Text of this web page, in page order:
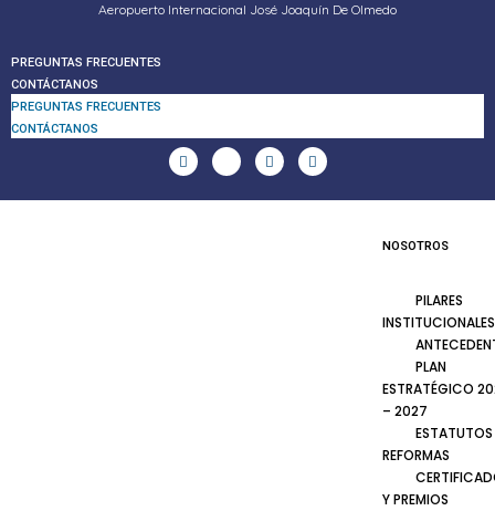
Aeropuerto Internacional José Joaquín De Olmedo
PREGUNTAS FRECUENTES
CONTÁCTANOS
PREGUNTAS FRECUENTES
CONTÁCTANOS
NOSOTROS
PILARES
INSTITUCIONALES
PLAN
ESTRATÉGICO
– 2027
ESTATUTOS
REFORMAS
Y PREMIOS